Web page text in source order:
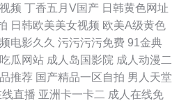
频 丁香五月V国产 日韩黄色网址
日韩欧美美女视频 欧美A级黄色
电影久久 污污污污免费 91金典
瓜网站 成人岛国影院 成人动漫二
推荐 国产精品一区自拍 男人天堂
直播 亚洲卡一卡二 成人在线免